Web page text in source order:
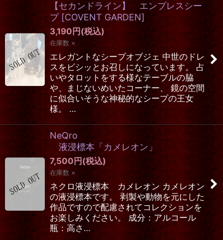
【セカンドライン】 エンプレスシー
プ [COVENT GARDEN]
3,190 円 (税込)
在庫数 ×
エレガントなシープオブジェ 中世のドレ
スをビシッとお召しになっています。 占
いやタロットをする様なテーブルの脇
や、まじないめいたコーナー、 鏡の空間
に似合いそうな神秘的なシープの王女
様。 …
NeQro
液浸標本「カメレオン」
7,500 円 (税込)
在庫数 ×
ネクロ液浸標本 カメレオン カメレオン
の液浸標本です。 剥製や動物を元にした
作品ですので配慮されてコレクションを
お楽しみください。 成分：アルコール
瓶：高さ…